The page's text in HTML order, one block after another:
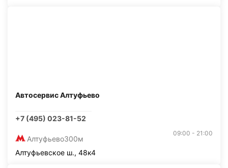
Автосервис Алтуфьево
+7 (495) 023-81-52
Алтуфьево300м
09:00 - 21:00
Алтуфьевское ш., 48к4